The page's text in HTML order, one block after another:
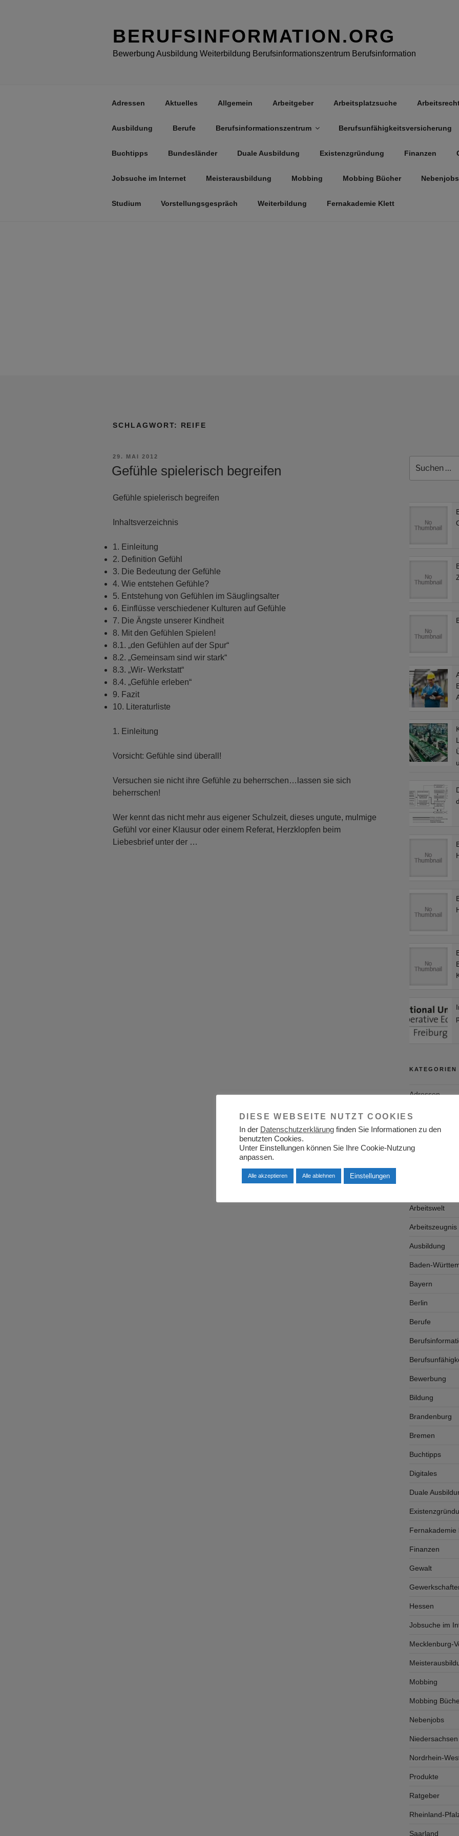
BERUFSINFORMATION.ORG
Bewerbung Ausbildung Weiterbildung Berufsinformationszentrum Berufsinformation
Adressen Aktuelles Allgemein Arbeitgeber Arbeitsplatzsuche
Ausbildung Berufe Berufsinformationszentrum Berufsunfähigkeitsversicherung
Buchtipps Bundesländer Duale Ausbildung Existenzgründung Finanzen
Jobsuche im Internet Meisterausbildung Mobbing Mobbing Bücher Nebenjobs
Studium Vorstellungsgespräch Weiterbildung Fernakademie Klett
SCHLAGWORT: REIFE
VERÖFFENTLICHT
29. MAI 2012
Gefühle spielerisch begreifen
Gefühle spielerisch begreifen
Inhaltsverzeichnis
1. Einleitung
2. Definition Gefühl
3. Die Bedeutung der Gefühle
4. Wie entstehen Gefühle?
5. Entstehung von Gefühlen im Säuglingsalter
6. Einflüsse verschiedener Kulturen auf Gefühle
7. Die Ängste unserer Kindheit
8. Mit den Gefühlen Spielen!
8.1. „den Gefühlen auf der Spur“
8.2. „Gemeinsam sind wir stark“
8.3. „Wir- Werkstatt“
8.4. „Gefühle erleben“
9. Fazit
10. Literaturliste
1. Einleitung
Vorsicht: Gefühle sind überall!
Versuchen sie nicht ihre Gefühle zu beherrschen…lassen sie sich
beherrschen!
Wer kennt das nicht mehr aus eigener Schulzeit, dieses ungute, mulmige
Gefühl vor einer Klausur oder einem Referat, Herzklopfen beim
Liebesbrief unter der …
nach:
KATEGORIEN
Adressen
Aktuelles
Allgemein
Arbeitgeber
Arbeitswelt
Arbeitszeugnis
Ausbildung
Baden-
Bayern
Berlin
Berufe
Bewerbung
Bildung
Brandenburg
Bremen
Buchtipps
Digitales
Duale
Fernakademie
Finanzen
Gewalt
Hessen
Jobsuche im
Mecklenburg-
Mobbing
Mobbing
Nebenjobs
Niedersachsen
Nordrhein-
Produkte
Ratgeber
Rheinland-
Saarland
DIESE WEBSEITE NUTZT COOKIES
In der Datenschutzerklärung finden Sie Informationen zu den
benutzten Cookies.
Unter Einstellungen können Sie Ihre Cookie-Nutzung
anpassen.
Alle akzeptieren Alle ablehnen Einstellungen